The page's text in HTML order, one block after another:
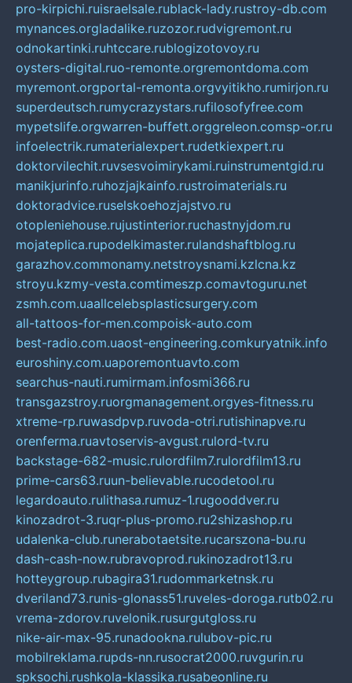
pro-kirpichi.ruisraelsale.rublack-lady.rustroy-db.com
mynances.orgladalike.ruzozor.rudvigremont.ru
odnokartinki.ruhtccare.rublogizotovoy.ru
oysters-digital.ruo-remonte.orgremontdoma.com
myremont.orgportal-remonta.orgvyitikho.rumirjon.ru
superdeutsch.rumycrazystars.rufilosofyfree.com
mypetslife.orgwarren-buffett.orggreleon.comsp-or.ru
infoelectrik.rumaterialexpert.rudetkiexpert.ru
doktorvilechit.ruvsesvoimirykami.ruinstrumentgid.ru
manikjurinfo.ruhozjajkainfo.rustroimaterials.ru
doktoradvice.ruselskoehozjajstvo.ru
otopleniehouse.rujustinterior.ruchastnyjdom.ru
mojateplica.rupodelkimaster.rulandshaftblog.ru
garazhov.commonamy.netstroysnami.kzlcna.kz
stroyu.kzmy-vesta.comtimeszp.comavtoguru.net
zsmh.com.uaallcelebsplasticsurgery.com
all-tattoos-for-men.compoisk-auto.com
best-radio.com.uaost-engineering.comkuryatnik.info
euroshiny.com.uaporemontuavto.com
searchus-nauti.rumirmam.infosmi366.ru
transgazstroy.ruorgmanagement.orgyes-fitness.ru
xtreme-rp.ruwasdpvp.ruvoda-otri.rutishinapve.ru
orenferma.ruavtoservis-avgust.rulord-tv.ru
backstage-682-music.rulordfilm7.rulordfilm13.ru
prime-cars63.ruun-believable.rucodetool.ru
legardoauto.rulithasa.rumuz-1.rugooddver.ru
kinozadrot-3.ruqr-plus-promo.ru2shizashop.ru
udalenka-club.runerabotaetsite.rucarszona-bu.ru
dash-cash-now.rubravoprod.rukinozadrot13.ru
hotteygroup.rubagira31.rudommarketnsk.ru
dveriland73.runis-glonass51.ruveles-doroga.rutb02.ru
vrema-zdorov.ruvelonik.rusurgutgloss.ru
nike-air-max-95.runadookna.rulubov-pic.ru
mobilreklama.rupds-nn.rusocrat2000.ruvgurin.ru
spksochi.rushkola-klassika.rusabeonline.ru